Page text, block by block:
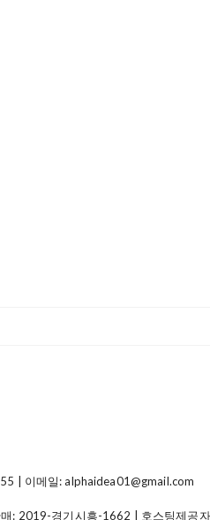
| 이메일: alphaidea01@gmail.com
: 2019-경기시흥-1662 | 호스팅제공